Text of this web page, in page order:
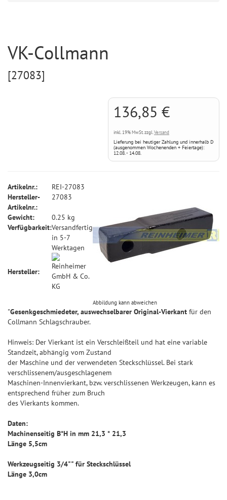
VK-Collmann
[27083]
136,85 €
inkl. 19% MwSt. zzgl. Versand
Lieferung bei heutiger Zahlung und innerhalb D
(ausgenommen Wochenenden + Feiertage):
12.08. - 14.08.
Abbildung kann abweichen
Artikelnr.:
REI-27083
Hersteller-
Artikelnr.:
27083
Gewicht:
0.25 kg
Verfügbarkeit:Versandfertig
in 5-7
Werktagen
Hersteller:
"Gesenkgeschmiedeter, auswechselbarer Original-Vierkant für den
Collmann Schlagschrauber.
Hinweis: Der Vierkant ist ein Verschleißteil und hat eine variable
Standzeit, abhängig vom Zustand
der Maschine und der verwendeten Steckschlüssel. Bei stark
verschlissenem/ausgeschlagenem
Maschinen-Innenvierkant, bzw. verschlissenen Werkzeugen, kann es
entsprechend früher zum Bruch
des Vierkants kommen.
Daten:
Machinenseitig B*H in mm 21,3 * 21,3
Länge 5,5cm
Werkzeugseitig 3/4"" für Steckschlüssel
Länge 3,0cm